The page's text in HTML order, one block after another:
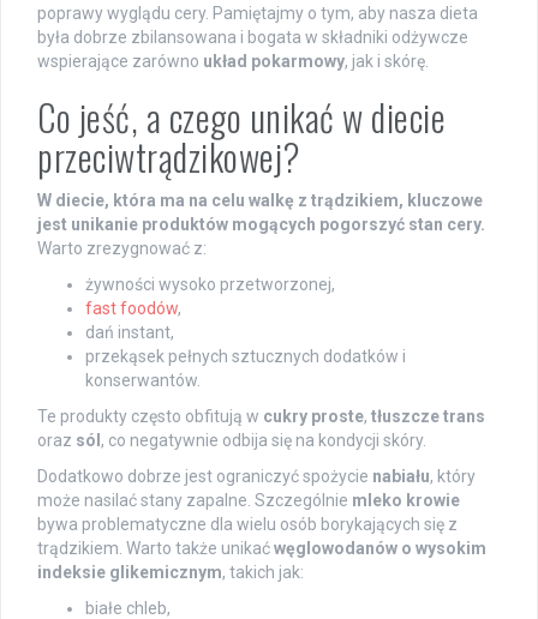
poprawy wyglądu cery. Pamiętajmy o tym, aby nasza dieta
była dobrze zbilansowana i bogata w składniki odżywcze
wspierające zarówno układ pokarmowy, jak i skórę.
Co jeść, a czego unikać w diecie
przeciwtrądzikowej?
W diecie, która ma na celu walkę z trądzikiem, kluczowe
jest unikanie produktów mogących pogorszyć stan cery.
Warto zrezygnować z:
żywności wysoko przetworzonej,
fast foodów,
dań instant,
przekąsek pełnych sztucznych dodatków i
konserwantów.
Te produkty często obfitują w cukry proste, tłuszcze trans
oraz sól , co negatywnie odbija się na kondycji skóry.
Dodatkowo dobrze jest ograniczyć spożycie nabiału, który
może nasilać stany zapalne. Szczególnie mleko krowie
bywa problematyczne dla wielu osób borykających się z
trądzikiem. Warto także unikaćwęglowodanów o wysokim
indeksie glikemicznym, takich jak:
białe chleb,